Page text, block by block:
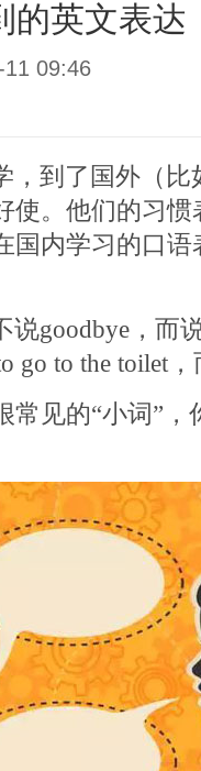
的英文表达
11 09:46
，到了国外（
使。他们的习
国内学习的口
goodbye，而
go to the toilet，
常见的“小词”